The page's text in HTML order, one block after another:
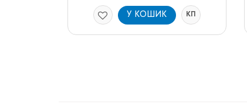
У КОШИК КП